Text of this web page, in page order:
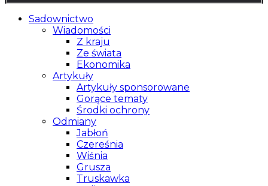
Sadownictwo
Wiadomości
Z kraju
Ze świata
Ekonomika
Artykuły
Artykuły sponsorowane
Gorące tematy
Środki ochrony
Odmiany
Jabłoń
Czereśnia
Wiśnia
Grusza
Truskawka